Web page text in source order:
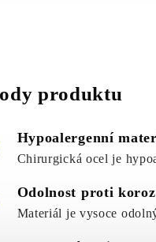
produktu
Hypoalergenní
Chirurgická ocel je
Odolnost proti
Materiál je vysoce